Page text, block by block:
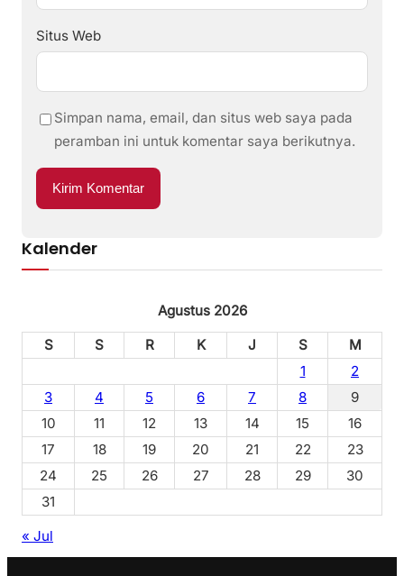
Situs Web
Simpan nama, email, dan situs web saya pada
peramban ini untuk komentar saya berikutnya.
Kalender
Agustus 2026
S
S R K J S
M
1
2
3
4 5 6 7 8
9
10
11 12 13 14 15
16
17
18 19 20 21 22
23
24
25 26 27 28 29
30
31
« Jul